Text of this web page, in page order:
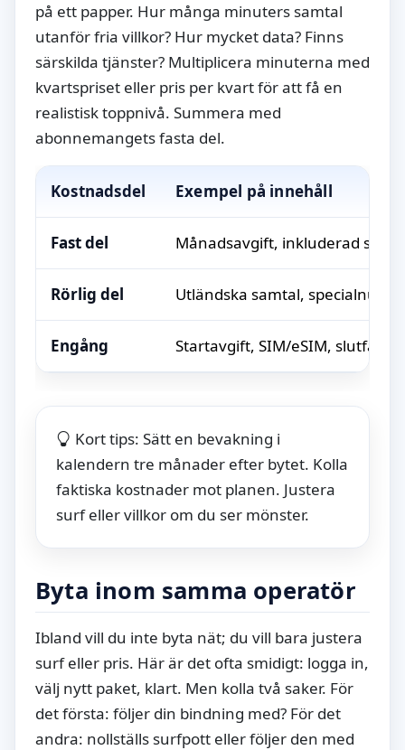
på ett papper. Hur många minuters samtal
utanför fria villkor? Hur mycket data? Finns
särskilda tjänster? Multiplicera minuterna med
kvartspriset eller pris per kvart för att få en
realistisk toppnivå. Summera med
abonnemangets fasta del.
Kostnadsdel Exempel på innehåll
Fast del Månadsavgift, inkluderad surf,
Rörlig del Utländska samtal,
Engång Startavgift, SIM/eSIM,
Kort tips: Sätt en bevakning i
kalendern tre månader efter bytet. Kolla
faktiska kostnader mot planen. Justera
surf eller villkor om du ser mönster.
Byta inom samma operatör
Ibland vill du inte byta nät; du vill bara justera
surf eller pris. Här är det ofta smidigt: logga in,
välj nytt paket, klart. Men kolla två saker. För
det första: följer din bindning med? För det
andra: nollställs surfpott eller följer den med